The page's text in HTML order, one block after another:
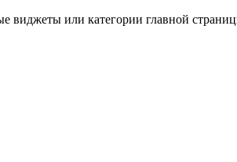
виджеты или категории главной